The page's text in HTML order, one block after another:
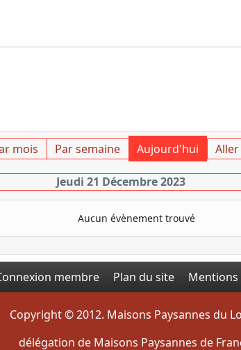
mois Par semaine Aujourd'hui
Jeudi 21 Décembre 2023
Aucun évènement trouvé
membre Plan du site Mentions
Copyright © 2012. Maisons Paysannes du
délégation de Maisons Paysannes de